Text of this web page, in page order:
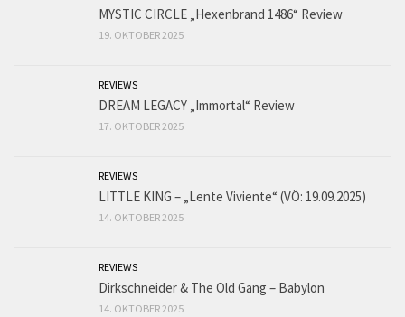
MYSTIC CIRCLE „Hexenbrand 1486“ Review
19. OKTOBER 2025
REVIEWS
DREAM LEGACY „Immortal“ Review
17. OKTOBER 2025
REVIEWS
LITTLE KING – „Lente Viviente“ (VÖ: 19.09.2025)
14. OKTOBER 2025
REVIEWS
Dirkschneider & The Old Gang – Babylon
14. OKTOBER 2025